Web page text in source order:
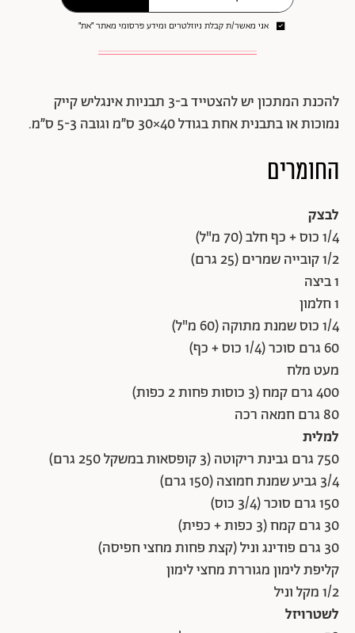
אני מאשר/ת קבלת ניוזלטרים ומידע פרסומי מאתר ״את״
להכנת המתכון יש להצטייד ב-3 תבניות אינגליש קייק
נמוכות או בתבנית אחת בגודל 40×30 ס”מ וגובה 5-3 ס”מ.
החומרים
לבצק
1 חלמון
מעט מלח
למלית
150 גרם סוכר (3/4 כוס)
30 גרם קמח (3 כפות + כפית)
30 גרם פודינג וניל (קצת פחות מחצי חפיסה)
קליפת לימון מגוררת מחצי לימון
1/2 מקל וניל
לשטרויזל